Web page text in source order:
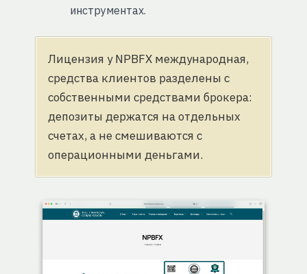
инструментах.
Лицензия у NPBFX международная,
средства клиентов разделены с
собственными средствами брокера:
депозиты держатся на отдельных
счетах, а не смешиваются с
операционными деньгами.